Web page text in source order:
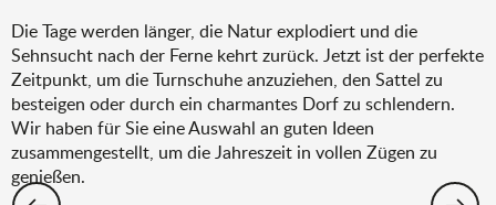
Die Tage werden länger, die Natur explodiert und die
Sehnsucht nach der Ferne kehrt zurück. Jetzt ist der perfekte
Zeitpunkt, um die Turnschuhe anzuziehen, den Sattel zu
besteigen oder durch ein charmantes Dorf zu schlendern.
Wir haben für Sie eine Auswahl an guten Ideen
zusammengestellt, um die Jahreszeit in vollen Zügen zu
genießen.